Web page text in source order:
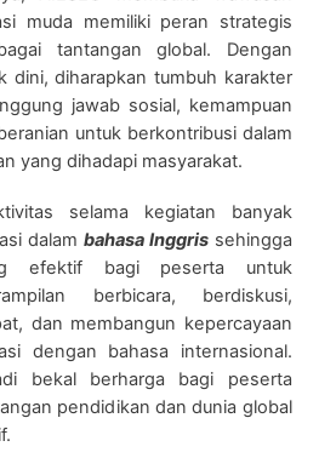
muda memiliki peran strategis
tantangan global. Dengan
dini, diharapkan tumbuh karakter
jawab sosial, kemampuan
untuk berkontribusi dalam
yang dihadapi masyarakat.
selama kegiatan banyak
dalam bahasa Inggrissehingga
efektif bagi peserta untuk
berbicara, berdiskusi,
dan membangun kepercayaan
dengan bahasa internasional.
bekal berharga bagi peserta
pendidikan dan dunia global